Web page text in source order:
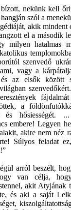
nekünk kell
szól a
akik mindent
el a második
milyen hatalmas
szenvedő
vagy a
az elsők között
a
és hősiességét.
embere! Legyen
akire nem néz
Súlyos feladat
arról beszélt,
van célja, hogy
akit Atyjának
és aki a saját